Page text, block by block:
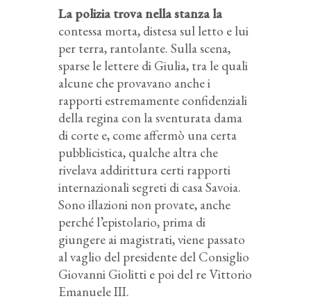
La polizia trova nella stanza la
contessa morta, distesa sul letto e lui
per terra, rantolante. Sulla scena,
sparse le lettere di Giulia, tra le quali
alcune che provavano anche i
rapporti estremamente confidenziali
della regina con la sventurata dama
di corte e, come affermò una certa
pubblicistica, qualche altra che
rivelava addirittura certi rapporti
internazionali segreti di casa Savoia.
Sono illazioni non provate, anche
perché l’epistolario, prima di
giungere ai magistrati, viene passato
al vaglio del presidente del Consiglio
Giovanni Giolitti e poi del re Vittorio
Emanuele III.